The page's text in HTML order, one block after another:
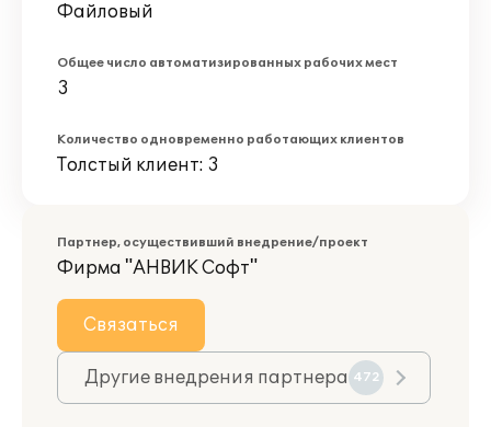
Файловый
Общее число автоматизированных рабочих мест
3
Количество одновременно работающих клиентов
Толстый клиент: 3
Партнер, осуществивший внедрение/проект
Фирма "АНВИК Софт"
Связаться
Другие внедрения партнера 472